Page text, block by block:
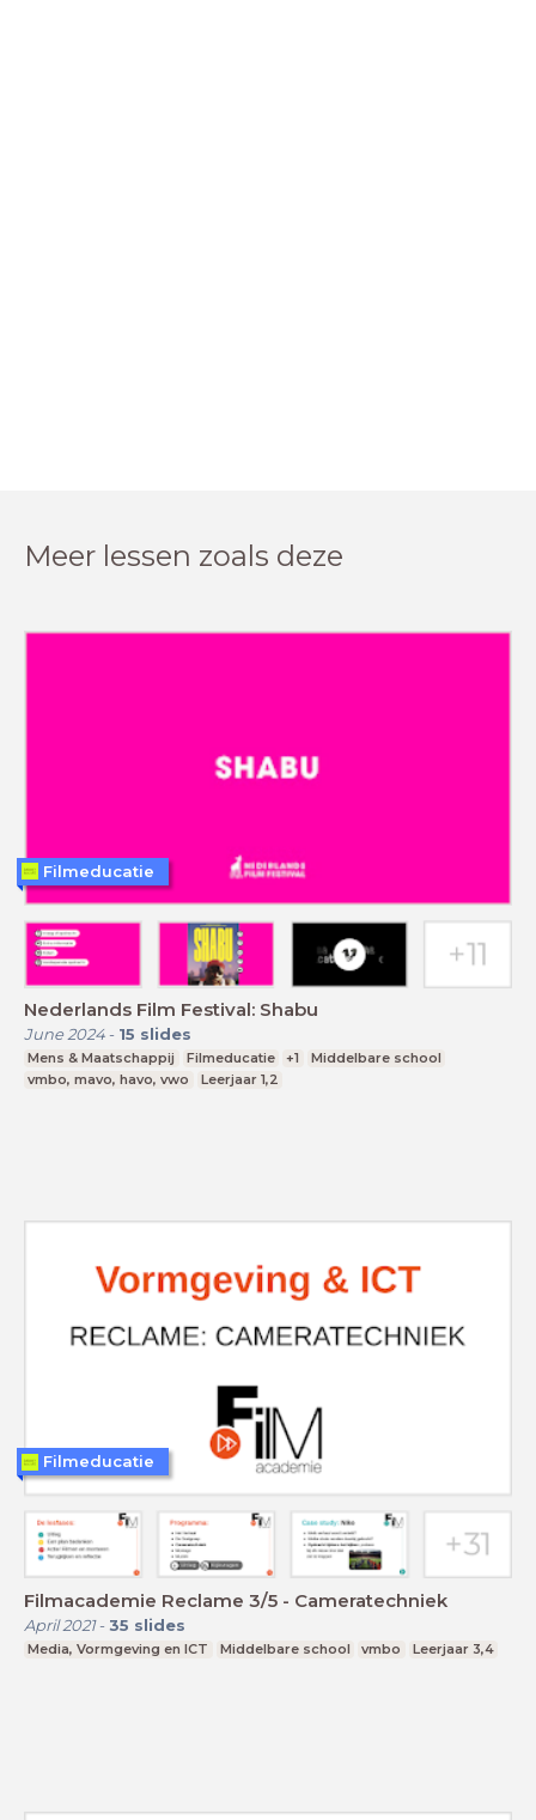
Meer lessen zoals deze
Nederlands Film Festival: Shabu
June 2024- 15 slides
Mens & Maatschappij Filmeducatie +1
Middelbare school
vmbo, mavo, havo, vwo
Leerjaar 1,2
Filmeducatie
Filmacademie Reclame 3/5 - Cameratechniek
April 2021- 35 slides
Media, Vormgeving en ICT Middelbare school vmbo Leerjaar 3,4
Filmeducatie